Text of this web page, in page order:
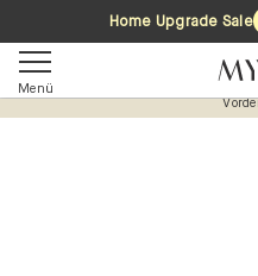
Home Upgrade Sale
Menü